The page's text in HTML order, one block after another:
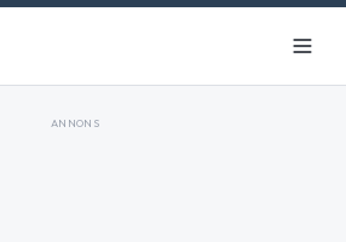
ANNONS